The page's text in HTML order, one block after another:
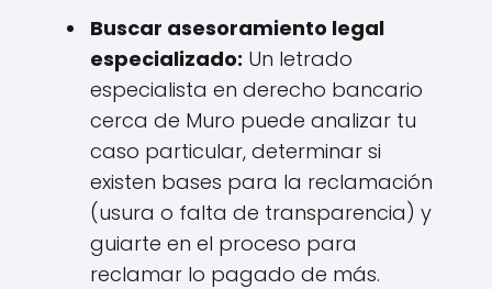
Buscar asesoramiento legal
especializado: Un letrado
especialista en derecho bancario
cerca de Muro puede analizar tu
caso particular, determinar si
existen bases para la reclamación
(usura o falta de transparencia) y
guiarte en el proceso para
reclamar lo pagado de más.